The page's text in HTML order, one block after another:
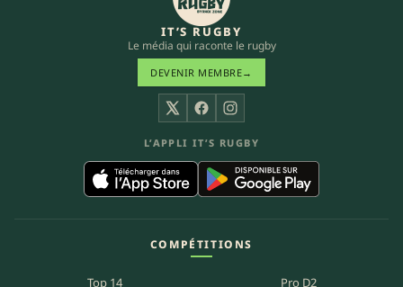
IT’S RUGBY
Le média qui raconte le rugby
DEVENIR MEMBRE→
X FacebookInstagram
L’APPLI IT’S RUGBY
COMPÉTITIONS
Top 14
Pro D2